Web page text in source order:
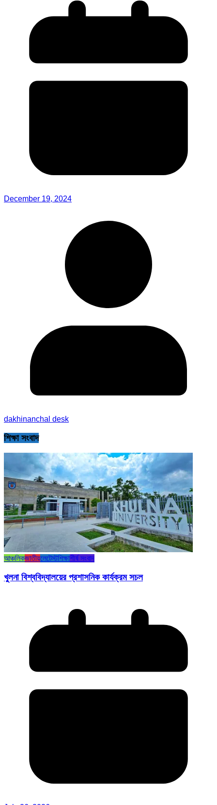
December 19, 2024
dakhinanchal desk
শিক্ষা সংবাদ
আঞ্চলিকজাতীয়লেটেস্টশিক্ষাশীর্ষ সংবাদ
খুলনা বিশ্ববিদ্যালয়ের প্রশাসনিক কার্যক্রম সচল